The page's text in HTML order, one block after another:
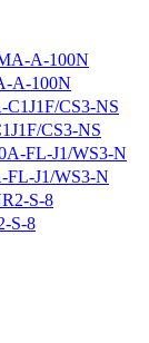
A-100N
CS3-NS
J1/WS3-N
S-8